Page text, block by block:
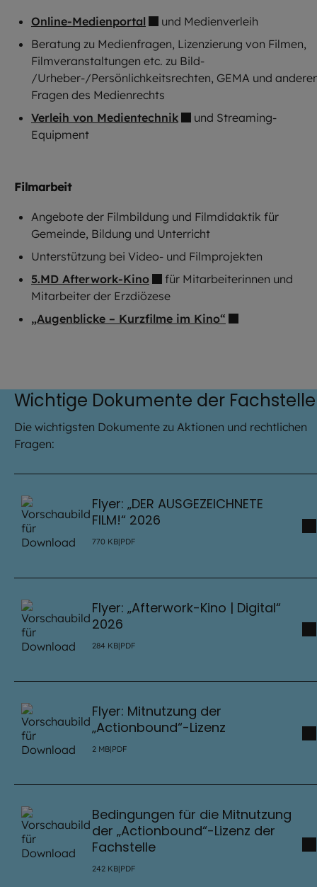
Online-Medienportal
und Medienverleih
Beratung zu Medienfragen, Lizenzierung von Filmen,
Filmveranstaltungen etc. zu Bild-
/Urheber-/Persönlichkeitsrechten, GEMA und
Fragen des Medienrechts
Verleih von Medientechnik
und Streaming-
Equipment
Filmarbeit
Angebote der Filmbildung und Filmdidaktik für
Gemeinde, Bildung und Unterricht
Unterstützung bei Video- und Filmprojekten
5.MD Afterwork-Kino
für Mitarbeiterinnen und
Mitarbeiter der Erzdiözese
„Augenblicke – Kurzfilme im Kino“
Wichtige Dokumente der Fachstelle
Die wichtigsten Dokumente zu Aktionen und rechtlichen
Fragen:
Flyer: „DER AUSGEZEICHNETE
FILM!“ 2026
770 KB|PDF
Flyer: „Afterwork-Kino | Digital“
2026
284 KB|PDF
Flyer: Mitnutzung der
„Actionbound“-Lizenz
2 MB|PDF
Bedingungen für die Mitnutzung
der „Actionbound“-Lizenz der
Fachstelle
242 KB|PDF